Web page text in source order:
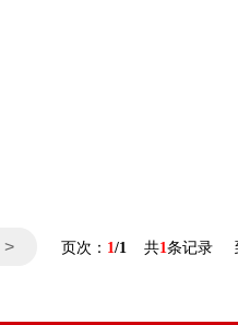
> 页次： 1 /1 共1 条记录